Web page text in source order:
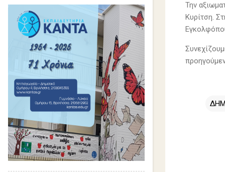
Την
Κυρίτση.